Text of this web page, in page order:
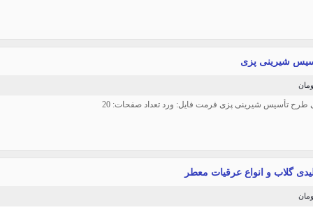
شیرینی پزی
طرح تأسیس شیرینی پزی فرمت فایل: ورد تعداد صفحات: 20
گلاب و انواع عرقیات معطر